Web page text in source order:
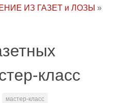
ИЗ ГАЗЕТ и ЛОЗЫ »
класс
мастер-класс